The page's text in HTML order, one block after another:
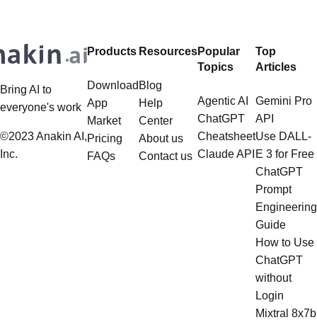
Bring AI to
everyone's work
©2023 Anakin AI,
Inc.
Products
Download
App
Market
Pricing
FAQs
Resources
Blog
Help
Center
About us
Contact us
Popular
Topics
Agentic AI
ChatGPT
Cheatsheet
Claude API
Top
Articles
Gemini Pro
API
Use DALL-
E 3 for Free
ChatGPT
Prompt
Engineering
Guide
How to Use
ChatGPT
without
Login
Mixtral 8x7b